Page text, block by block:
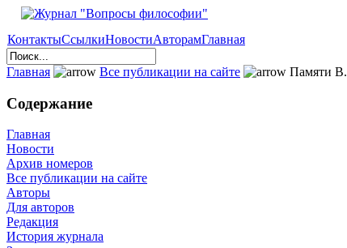
КонтактыСсылкиНовостиАвторамГлавная
Главная Все публикации на сайте Памяти
Содержание
Главная
Новости
Архив номеров
Все публикации на сайте
Авторы
Для авторов
Редакция
История журнала